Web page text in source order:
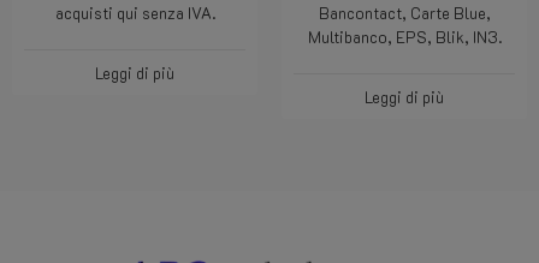
acquisti qui senza IVA.
Leggi di più
Bancontact, Carte Blue,
Multibanco, EPS, Blik, IN3.
Leggi di più